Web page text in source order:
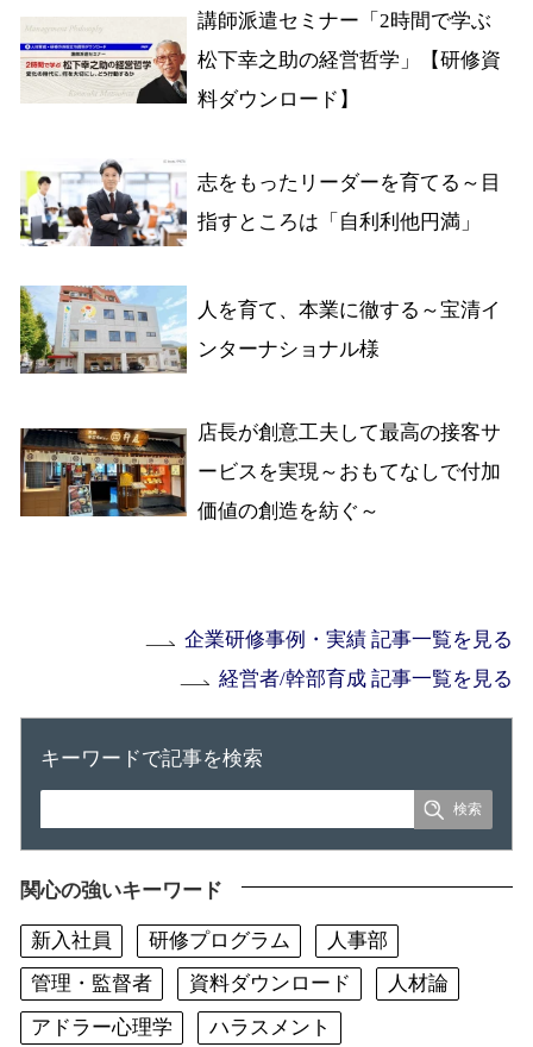
講師派遣セミナー「2時間で学ぶ
松下幸之助の経営哲学」【研修資
料ダウンロード】
志をもったリーダーを育てる～目
指すところは「自利利他円満」
人を育て、本業に徹する～宝清イ
ンターナショナル様
店長が創意工夫して最高の接客サ
ービスを実現～おもてなしで付加
価値の創造を紡ぐ～
企業研修事例・実績 記事一覧を見る
経営者/幹部育成 記事一覧を見る
キーワードで記事を検索
関心の強いキーワード
新入社員 研修プログラム
人事部
管理・監督者
資料ダウンロード
人材論
アドラー心理学
ハラスメント